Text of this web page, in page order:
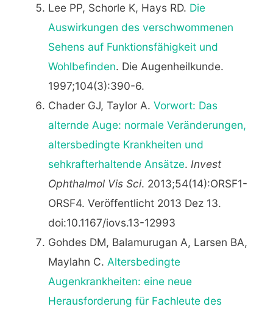
Lee PP, Schorle K, Hays RD. Die
Auswirkungen des verschwommenen
Sehens auf Funktionsfähigkeit und
Wohlbefinden. Die Augenheilkunde.
1997;104(3):390-6.
Chader GJ, Taylor A. Vorwort: Das
alternde Auge: normale Veränderungen,
altersbedingte Krankheiten und
sehkrafterhaltende Ansätze. Invest
Ophthalmol Vis Sci. 2013;54(14):ORSF1-
ORSF4. Veröffentlicht 2013 Dez 13.
doi:10.1167/iovs.13-12993
Gohdes DM, Balamurugan A, Larsen BA,
Maylahn C. Altersbedingte
Augenkrankheiten: eine neue
Herausforderung für Fachleute des